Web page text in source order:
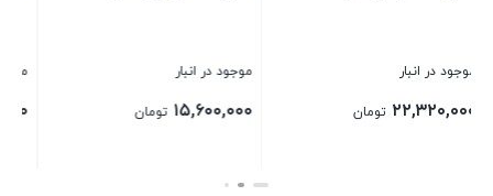
۱۴,۴۰۰,۰۰۰ ۷,۳۶۰,۰۰۰